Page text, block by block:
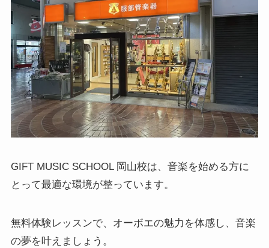
GIFT MUSIC SCHOOL 岡山校は、音楽を始める方に
とって最適な環境が整っています。
無料体験レッスンで、オーボエの魅力を体感し、音楽
の夢を叶えましょう。